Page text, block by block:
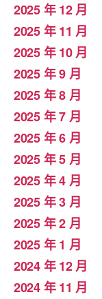
2025 年 12 月
2025 年 11 月
2025 年 10 月
2025 年 9 月
2025 年 8 月
2025 年 7 月
2025 年 6 月
2025 年 5 月
2025 年 4 月
2025 年 3 月
2025 年 2 月
2025 年 1 月
2024 年 12 月
2024 年 11 月